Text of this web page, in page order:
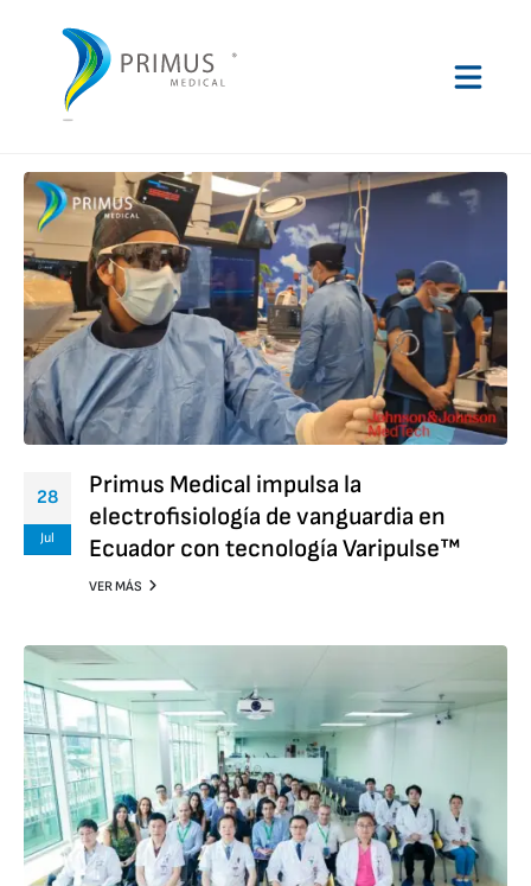
28
Jul
Primus Medical impulsa la
electrofisiología de vanguardia en
Ecuador con tecnología Varipulse™
VER MÁS